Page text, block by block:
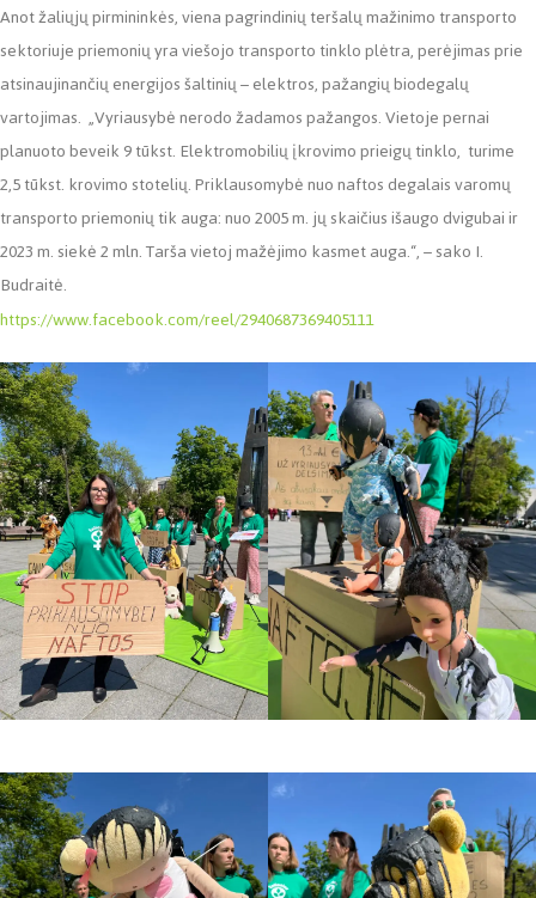
Anot žaliųjų pirmininkės, viena pagrindinių teršalų mažinimo transporto
sektoriuje priemonių yra viešojo transporto tinklo plėtra, perėjimas prie
atsinaujinančių energijos šaltinių – elektros, pažangių biodegalų
vartojimas. „Vyriausybė nerodo žadamos pažangos. Vietoje pernai
planuoto beveik 9 tūkst. Elektromobilių įkrovimo prieigų tinklo, turime
2,5 tūkst. krovimo stotelių. Priklausomybė nuo naftos degalais varomų
transporto priemonių tik auga: nuo 2005 m. jų skaičius išaugo dvigubai ir
2023 m. siekė 2 mln. Tarša vietoj mažėjimo kasmet auga.“, – sako I.
Budraitė.
https://www.facebook.com/reel/2940687369405111